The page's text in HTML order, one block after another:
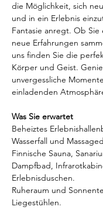
die Möglichkeit, sich
und in ein Erlebnis
Fantasie anregt. Ob
neue Erfahrungen
uns finden Sie die
Körper und Geist.
unvergessliche
einladenden
Was Sie erwartet
Beheiztes
Wasserfall und
Finnische Sauna,
Dampfbad,
Erlebnisduschen.
Ruheraum und
Liegestühlen.